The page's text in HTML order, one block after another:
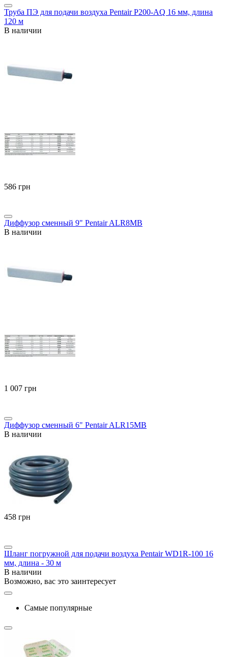
Труба ПЭ для подачи воздуха Pentair P200-AQ 16 мм, длина
120 м
В наличии
‍586‍ грн
Диффузор сменный 9" Pentair ALR8MB
В наличии
‍1 007‍ грн
Диффузор сменный 6" Pentair ALR15MB
В наличии
‍458‍ грн
Шланг погружной для подачи воздуха Pentair WD1R-100 16
мм, длина - 30 м
В наличии
Возможно, вас это заинтересует
Самые популярные